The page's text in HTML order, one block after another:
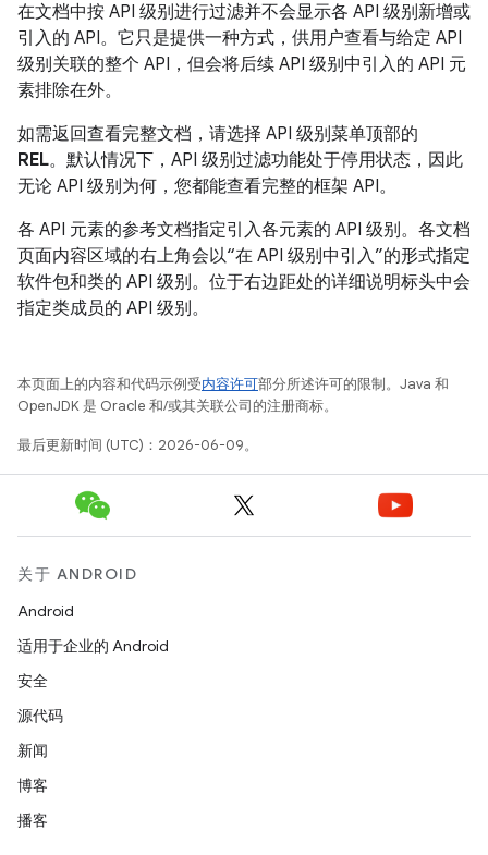
在文档中按 API 级别进行过滤并不会显示各 API 级别新增或
引入的 API。它只是提供一种方式，供用户查看与给定 API
级别关联的整个 API，但会将后续 API 级别中引入的 API 元
素排除在外。
如需返回查看完整文档，请选择 API 级别菜单顶部的
REL。默认情况下，API 级别过滤功能处于停用状态，因此
无论 API 级别为何，您都能查看完整的框架 API。
各 API 元素的参考文档指定引入各元素的 API 级别。各文档
页面内容区域的右上角会以“在 API 级别中引入”的形式指定
软件包和类的 API 级别。位于右边距处的详细说明标头中会
指定类成员的 API 级别。
本页面上的内容和代码示例受内容许可部分所述许可的限制。Java 和
OpenJDK 是 Oracle 和/或其关联公司的注册商标。
最后更新时间 (UTC)：2026-06-09。
关于 ANDROID
Android
适用于企业的 Android
安全
源代码
新闻
博客
播客